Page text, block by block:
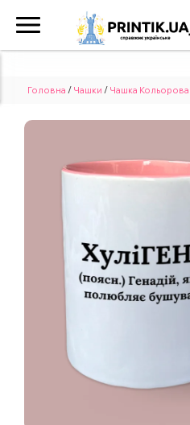
Головна / Чашки / Чашка Кольорова